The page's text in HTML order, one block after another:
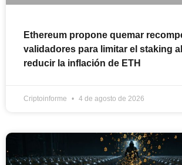
Ethereum propone quemar
validadores para limitar el staking
reducir la inflación de ETH
Criptoinforme 4 de agosto de 2026